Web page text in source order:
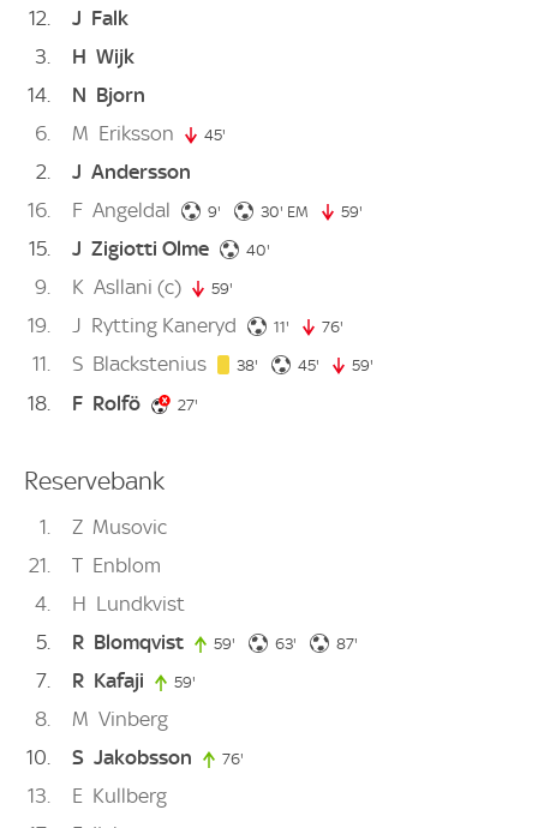
12 J Falk
3
H Wijk
14
N Bjorn
6
M Eriksson 45'
2 J Andersson
16
F Angeldal 9' 9. minute
30' 30. minute
EM 59'
15 J Zigiotti Olme 40'
9 K Asllani (c) 59'
19 J Rytting Kaneryd 11' 11. minute
76'
11 S Blackstenius 38' 38. minute
45' 45. minute
59'
18 F Rolfö 27'
Reservebank
1 Z Musovic
21
T Enblom
4
H Lundkvist
5
R Blomqvist 59' 59. minute
63' 63. minute
87'
7 R Kafaji 59'
8 M Vinberg
10
S Jakobsson 76'
13 E Kullberg